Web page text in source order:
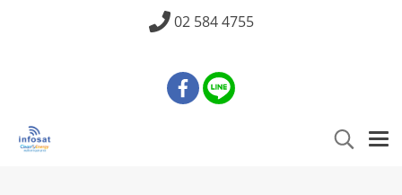
02 584 4755